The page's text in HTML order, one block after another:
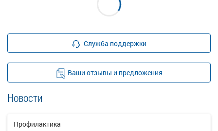
Служба поддержки
Ваши отзывы и предложения
Новости
Профилактика